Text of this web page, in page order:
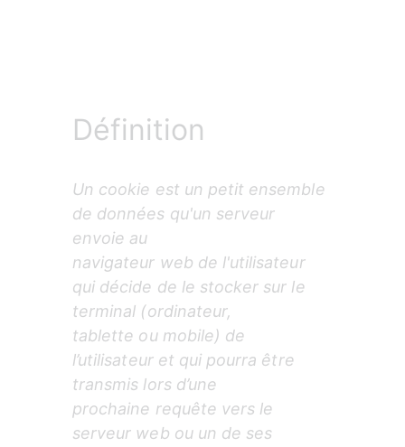
Définition
Un cookie est un petit ensemble
de données qu'un serveur
envoie au
navigateur web de l'utilisateur
qui décide de le stocker sur le
terminal (ordinateur,
tablette ou mobile) de
l’utilisateur et qui pourra être
transmis lors d’une
prochaine requête vers le
serveur web ou un de ses